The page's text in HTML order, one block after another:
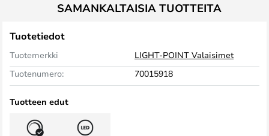
SAMANKALTAISIA TUOTTEITA
Tuotetiedot
Tuotemerkki
LIGHT-POINT Valaisimet
Tuotenumero:
70015918
Tuotteen edut